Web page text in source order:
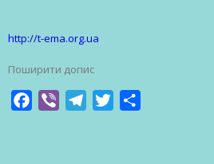
http://t-ema.org.ua
Поширити допис
Facebook
Viber TelegramTwitter